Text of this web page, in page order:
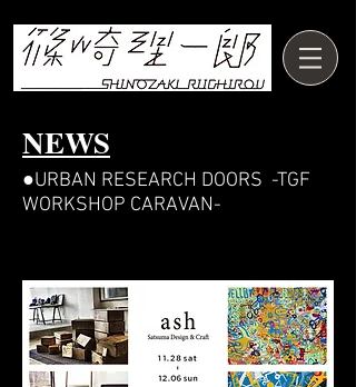
NEWS
●URBAN RESEARCH DOORS -TGF
WORKSHOP CARAVAN-